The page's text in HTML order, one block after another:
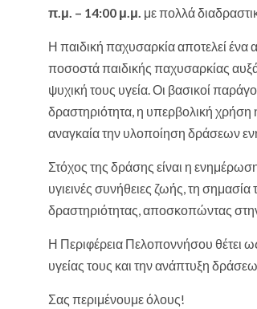
π.μ. – 14:00 μ.μ. με πολλά
Η παιδική παχυσαρκία αποτελεί ένα
ποσοστά παιδικής παχυσαρκίας
ψυχική τους υγεία. Οι βασικοί
δραστηριότητα, η υπερβολική χρήση
αναγκαία την υλοποίηση δράσεων
Στόχος της δράσης είναι η
υγιεινές συνήθειες ζωής, τη
δραστηριότητας, αποσκοπώντας
Η Περιφέρεια Πελοποννήσου θέτει
υγείας τους και την ανάπτυξη
Σας περιμένουμε όλους!